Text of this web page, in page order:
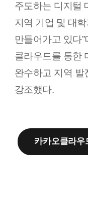
주도하는 디지털
지역 기업 및 대
만들어가고 있다”
클라우드를 통한
완수하고 지역 발
강조했다.
카카오클라우